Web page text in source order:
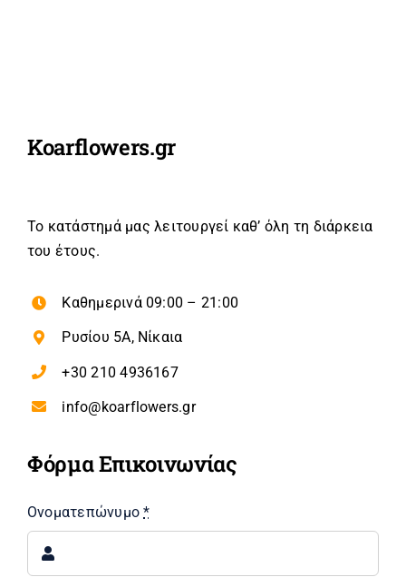
Koarflowers.gr
Το κατάστημά μας λειτουργεί καθ’ όλη τη διάρκεια
του έτους.
Καθημερινά 09:00 – 21:00
Ρυσίου 5Α, Νίκαια
+30 210 4936167
info@koarflowers.gr
Φόρμα Επικοινωνίας
Ονοματεπώνυμο*